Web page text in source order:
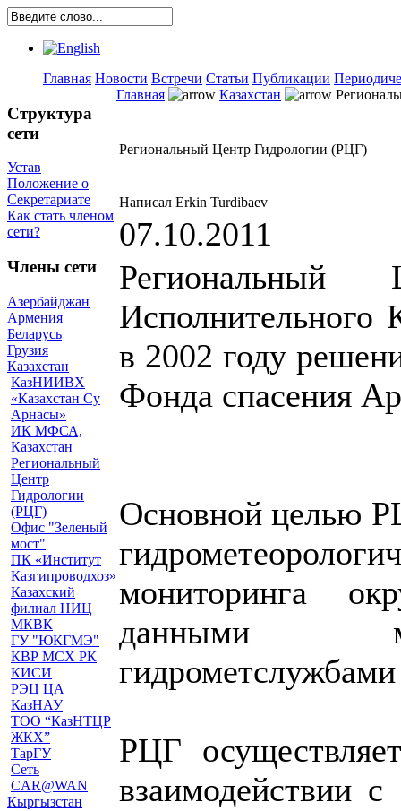
Главная Новости Встречи Статьи Публикации
Структура
сети
Устав
Положение о
Секретариате
Как стать членом
сети?
Члены сети
Азербайджан
Армения
Беларусь
Грузия
Казахстан
КазНИИВХ
«Казахстан Су
Арнасы»
ИК МФСА,
Казахстан
Региональный
Центр
Гидрологии
(РЦГ)
Офис "Зеленый
мост"
ПК «Институт
Казгипроводхоз»
Казахский
филиал НИЦ
МКВК
ГУ "ЮКГМЭ"
КВР МСХ РК
КИСИ
РЭЦ ЦА
КазНАУ
ТОО “КазНТЦР
ЖКХ”
ТарГУ
Сеть
CAR@WAN
Кыргызстан
Главная Казахстан
Региональный Центр Гидрологии (РЦГ)
Написал Erkin Turdibaev
07.10.2011
в 2002 году
Фонда спасения
Основной целью
мониторинга
данными
РЦГ
взаимодействии